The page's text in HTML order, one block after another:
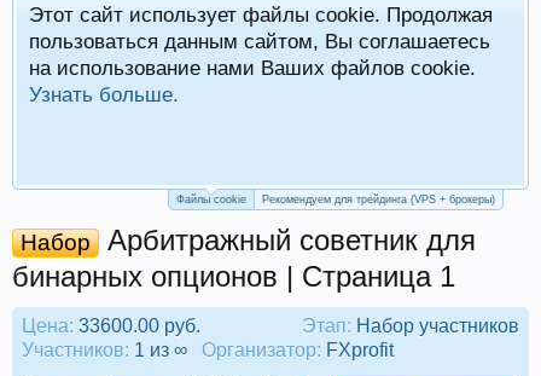
Этот сайт использует файлы cookie. Продолжая
пользоваться данным сайтом, Вы соглашаетесь
на использование нами Ваших файлов cookie.
Узнать больше.
Файлы cookie Рекомендуем для трейдинга (VPS + брокеры)
Набор
Арбитражный советник для
бинарных опционов | Страница 1
Этап: Набор участников
Цена: 33600.00 руб.
Участников: 1 из ∞ Организатор: FXprofit